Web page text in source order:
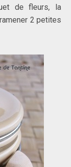
de fleurs, la
2 petites